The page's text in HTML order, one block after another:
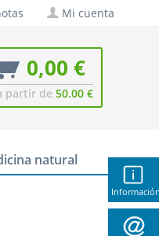
Mi cuenta
0,00 €
partir de 50.00 €
natural